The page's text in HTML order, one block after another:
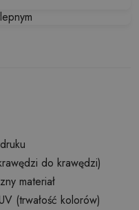
do krawędzi)
materiał
(trwałość kolorów)